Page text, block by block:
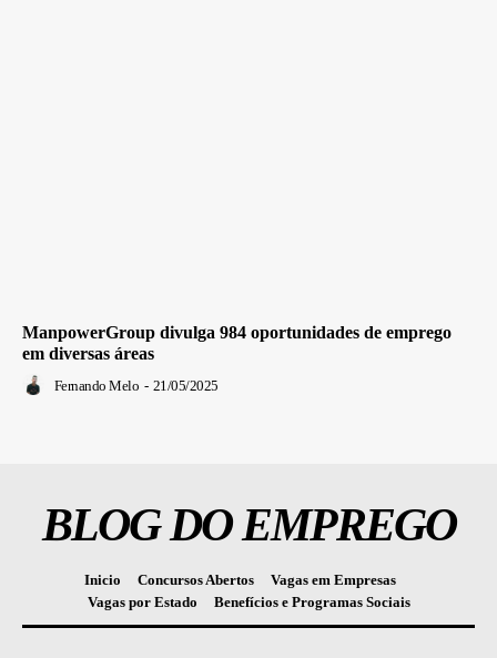
ManpowerGroup divulga 984 oportunidades de emprego
em diversas áreas
Fernando Melo - 21/05/2025
BLOG DO EMPREGO
Inicio Concursos Abertos
Vagas em Empresas
Vagas por Estado
Benefícios e Programas Sociais